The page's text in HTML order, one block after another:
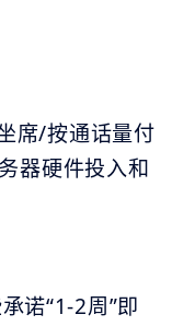
席/按通话量付
器硬件投入和
诺“1-2周”即